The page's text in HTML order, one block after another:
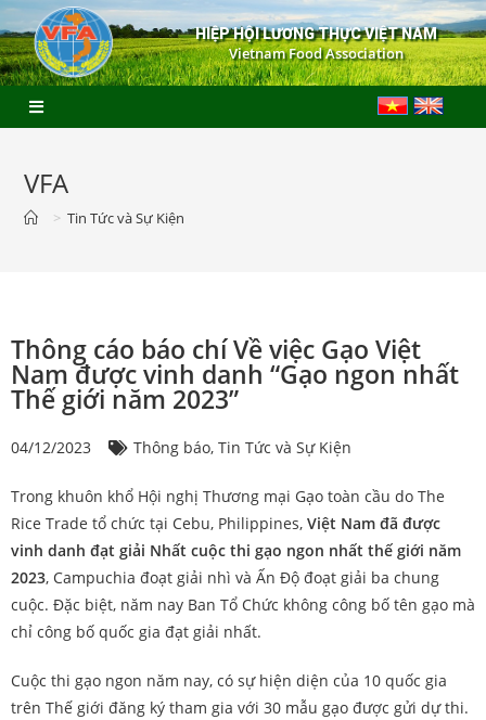
HIỆP HỘI LƯƠNG THỰC VIỆT NAM
Vietnam Food Association
VFA
> Tin Tức và Sự Kiện
Thông cáo báo chí Về việc Gạo Việt
Nam được vinh danh “Gạo ngon nhất
Thế giới năm 2023”
04/12/2023 Thông báo, Tin Tức và Sự Kiện
Trong khuôn khổ Hội nghị Thương mại Gạo toàn cầu do The
Rice Trade tổ chức tại Cebu, Philippines, Việt Nam đã được
vinh danh đạt giải Nhất cuộc thi gạo ngon nhất thế giới năm
2023, Campuchia đoạt giải nhì và Ấn Độ đoạt giải ba chung
cuộc. Đặc biệt, năm nay Ban Tổ Chức không công bố tên gạo mà
chỉ công bố quốc gia đạt giải nhất.
Cuộc thi gạo ngon năm nay, có sự hiện diện của 10 quốc gia
trên Thế giới đăng ký tham gia với 30 mẫu gạo được gửi dự thi.